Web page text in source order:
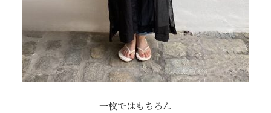
一枚ではもちろん